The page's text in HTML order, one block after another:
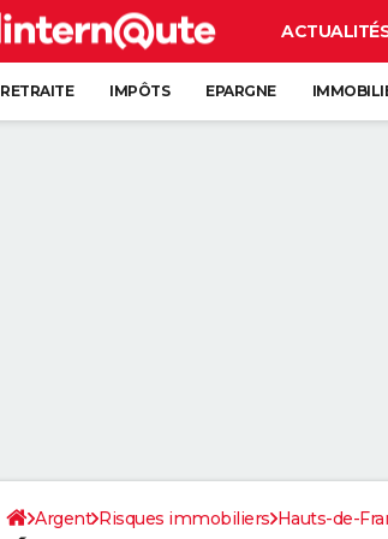
RETRAITE IMPÔTS EPARGNE
Argent Risques immobiliers Hauts-de-